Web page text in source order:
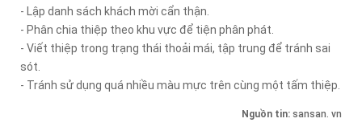
- Lập danh sách khách mời cẩn thận.
- Phân chia thiệp theo khu vực để tiện phân phát.
- Viết thiệp trong trạng thái thoải mái, tập trung để tránh sai
sót.
- Tránh sử dụng quá nhiều màu mực trên cùng một tấm thiệp.
Nguồn tin: sansan. vn